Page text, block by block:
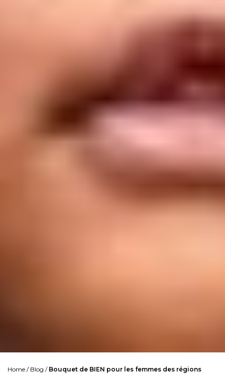
Home / Blog / Bouquet de BIEN pour les femmes des régions